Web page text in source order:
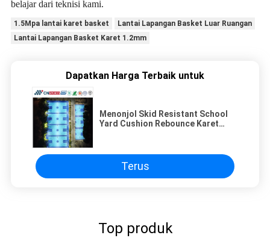
belajar dari teknisi kami.
1.5Mpa lantai karet basket
Lantai Lapangan Basket Luar Ruangan
Lantai Lapangan Basket Karet 1.2mm
Dapatkan Harga Terbaik untuk
Menonjol Skid Resistant School
Yard Cushion Rebounce Karet
Terus
Top produk